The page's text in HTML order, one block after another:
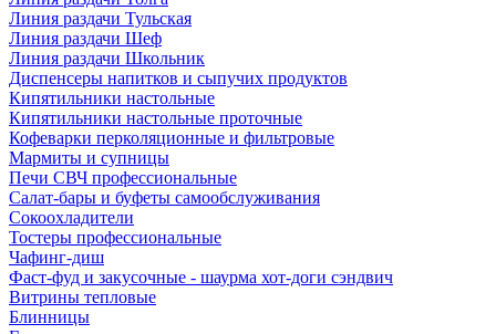
Линия раздачи Тульская
Линия раздачи Шеф
Линия раздачи Школьник
Диспенсеры напитков и сыпучих продуктов
Кипятильники настольные
Кипятильники настольные проточные
Кофеварки перколяционные и фильтровые
Мармиты и супницы
Печи СВЧ профессиональные
Салат-бары и буфеты самообслуживания
Сокоохладители
Тостеры профессиональные
Чафинг-диш
Фаст-фуд и закусочные - шаурма хот-доги сэндвич
Витрины тепловые
Блинницы